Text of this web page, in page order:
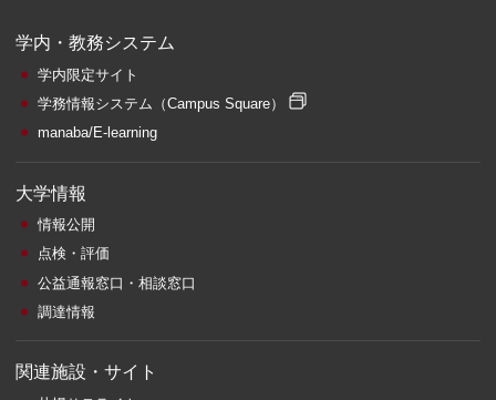
学内・教務システム
学内限定サイト
学務情報システム （Campus Square）
manaba/E-learning
大学情報
情報公開
点検・評価
公益通報窓口・相談窓口
調達情報
関連施設・サイト